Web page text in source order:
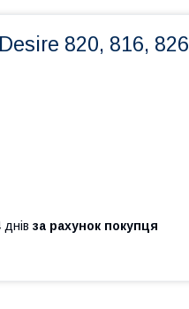
820, 816, 826
за рахунок покупця